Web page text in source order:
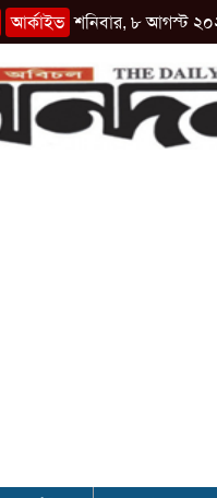
আর্কাইভ শনিবার, ৮ আগস্ট